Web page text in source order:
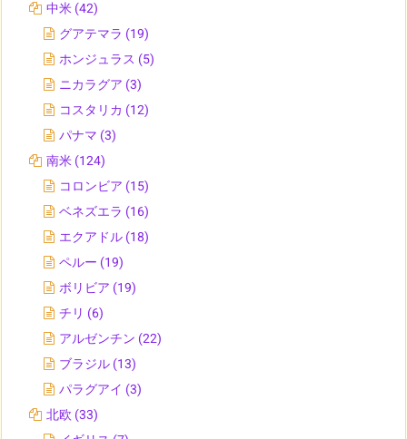
中米 (42)
グアテマラ (19)
ホンジュラス (5)
ニカラグア (3)
コスタリカ (12)
パナマ (3)
南米 (124)
コロンビア (15)
ベネズエラ (16)
エクアドル (18)
ペルー (19)
ボリビア (19)
チリ (6)
アルゼンチン (22)
ブラジル (13)
パラグアイ (3)
北欧 (33)